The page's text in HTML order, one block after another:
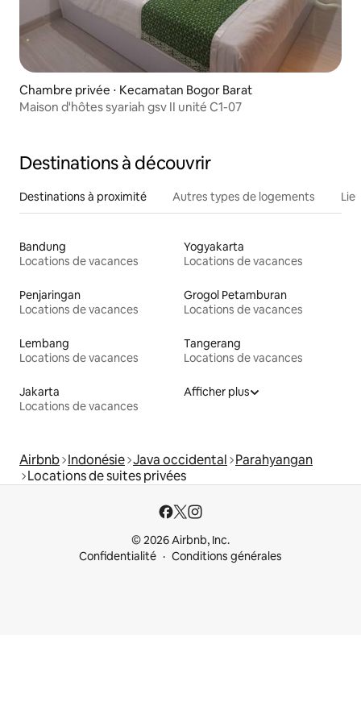
Chambre privée ⋅ Kecamatan Bogor Barat
Maison d'hôtes syariah gsv II unité C1-07
Destinations à découvrir
Destinations à proximité Autres types de logements
Bandung
Locations de vacances
Yogyakarta
Locations de vacances
Penjaringan
Locations de vacances
Grogol Petamburan
Locations de vacances
Lembang
Locations de vacances
Tangerang
Locations de vacances
Jakarta
Locations de vacances
Afficher plus
Airbnb Indonésie Java occidental Parahyangan
Locations de suites privées
© 2026 Airbnb, Inc.
Confidentialité
Conditions générales